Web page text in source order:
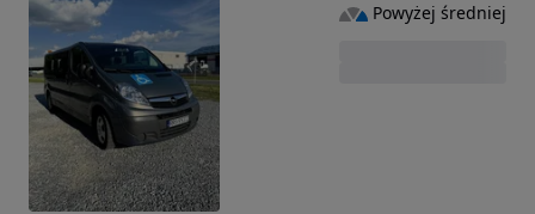
Powyżej średniej